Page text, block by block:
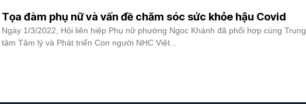
Tọa đàm phụ nữ và vấn đề chăm sóc sức khỏe hậu Covid
Ngày 1/3/2022, Hội liên hiệp Phụ nữ phường Ngọc Khánh đã phối hợp cùng Trung
tâm Tâm lý và Phát triển Con người NHC Việt...